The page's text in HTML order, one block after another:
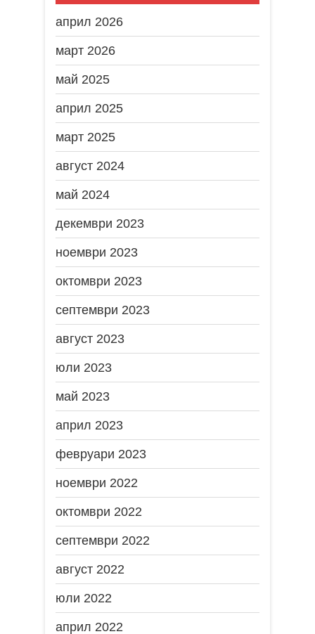
април 2026
март 2026
май 2025
април 2025
март 2025
август 2024
май 2024
декември 2023
ноември 2023
октомври 2023
септември 2023
август 2023
юли 2023
май 2023
април 2023
февруари 2023
ноември 2022
октомври 2022
септември 2022
август 2022
юли 2022
април 2022